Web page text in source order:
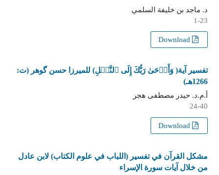
د. ماجد بن خليفة السلمي
1-23
تفسير آية( وَأَوۡحَىٰ رَبُّكَ إِلَى ٱلنَّحۡلِ) للميرزا حسن گوهر (ت:
1266هـ)
أ.م.د. حيدر مصطفى هجر
24-40
مشكل القرآن في تفسير (اللباب في علوم الكتاب) لابن عادل
من خلال آيات سورة الإسراء